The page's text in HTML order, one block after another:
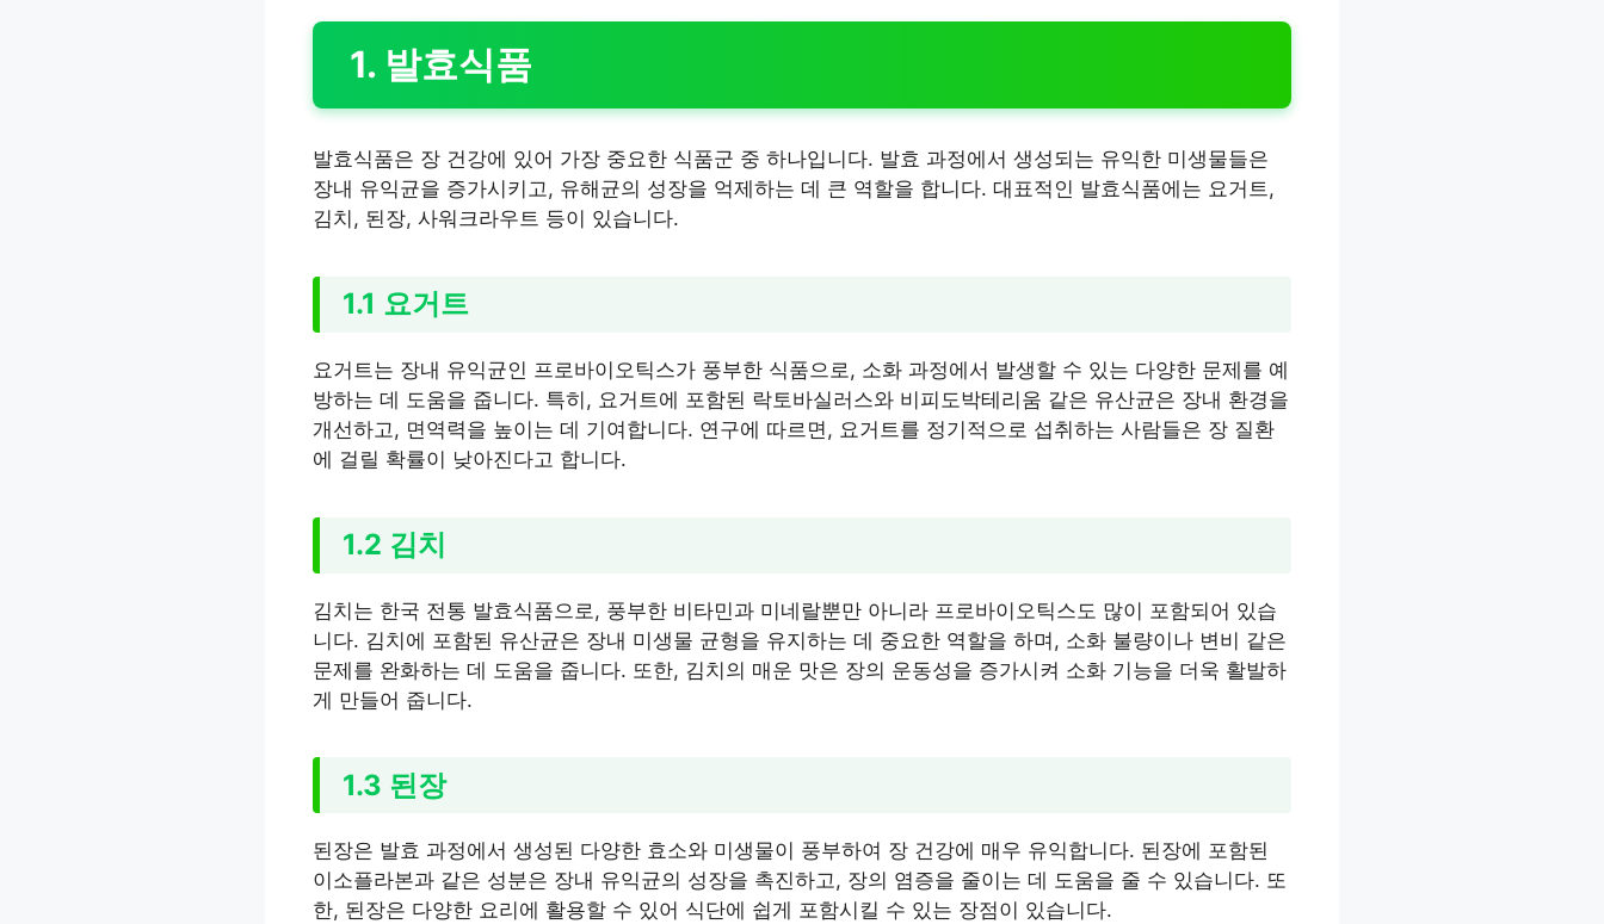
1. 발효식품
발효식품은 장 건강에 있어 가장 중요한 식품군 중 하나입니다. 발효 과정에서 생성되는 유익한 미생물들은
장내 유익균을 증가시키고, 유해균의 성장을 억제하는 데 큰 역할을 합니다. 대표적인 발효식품에는 요거트,
김치, 된장, 사워크라우트 등이 있습니다.
1.1 요거트
요거트는 장내 유익균인 프로바이오틱스가 풍부한 식품으로, 소화 과정에서 발생할 수 있는 다양한 문제를 예
방하는 데 도움을 줍니다. 특히, 요거트에 포함된 락토바실러스와 비피도박테리움 같은 유산균은 장내 환경을
개선하고, 면역력을 높이는 데 기여합니다. 연구에 따르면, 요거트를 정기적으로 섭취하는 사람들은 장 질환
에 걸릴 확률이 낮아진다고 합니다.
1.2 김치
김치는 한국 전통 발효식품으로, 풍부한 비타민과 미네랄뿐만 아니라 프로바이오틱스도 많이 포함되어 있습
니다. 김치에 포함된 유산균은 장내 미생물 균형을 유지하는 데 중요한 역할을 하며, 소화 불량이나 변비 같은
문제를 완화하는 데 도움을 줍니다. 또한, 김치의 매운 맛은 장의 운동성을 증가시켜 소화 기능을 더욱 활발하
게 만들어 줍니다.
1.3 된장
된장은 발효 과정에서 생성된 다양한 효소와 미생물이 풍부하여 장 건강에 매우 유익합니다. 된장에 포함된
이소플라본과 같은 성분은 장내 유익균의 성장을 촉진하고, 장의 염증을 줄이는 데 도움을 줄 수 있습니다. 또
한, 된장은 다양한 요리에 활용할 수 있어 식단에 쉽게 포함시킬 수 있는 장점이 있습니다.